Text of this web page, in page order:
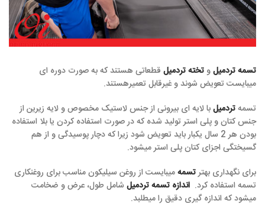
تسمه تردمیلوتخته تردمیل قطعاتی هستند که به صورت دوره ای
میبایست تعویض شوند و غیرقابل تعمیرهستند.
تسمهتردمیلبا لایه ای بیرونی از جنس لاستیک مخصوص و لایه زیرین از
جنس کتان و پلی استر تولید شده که در صورت استفاده کردن یا بلا استفاده
بودن هر 2 سال یکبار باید تعویض شود زیرا که دچار پوسیدگی و از هم
گسیختگی اجزای کتان پلی استر میشود.
برای نگهداری بهترتسمهمیبایست از روغن سیلیکون مناسب برای روغنکاری
تسمه استفاده کرد. اندازه تسمه تردمیل شامل طول، عرض و ضخامت
میشود که اندازه گیری دقیق را میطلبد.